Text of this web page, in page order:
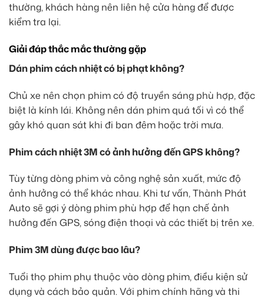
thường, khách hàng nên liên hệ cửa hàng để được
kiểm tra lại.
Giải đáp thắc mắc thường gặp
Dán phim cách nhiệt có bị phạt không?
Chủ xe nên chọn phim có độ truyền sáng phù hợp, đặc
biệt là kính lái. Không nên dán phim quá tối vì có thể
gây khó quan sát khi đi ban đêm hoặc trời mưa.
Phim cách nhiệt 3M có ảnh hưởng đến GPS không?
Tùy từng dòng phim và công nghệ sản xuất, mức độ
ảnh hưởng có thể khác nhau. Khi tư vấn, Thành Phát
Auto sẽ gợi ý dòng phim phù hợp để hạn chế ảnh
hưởng đến GPS, sóng điện thoại và các thiết bị trên xe.
Phim 3M dùng được bao lâu?
Tuổi thọ phim phụ thuộc vào dòng phim, điều kiện sử
dụng và cách bảo quản. Với phim chính hãng và thi